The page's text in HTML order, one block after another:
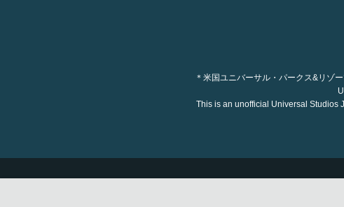
＊米国ユニバーサル・パークス&リゾ
This is an unofficial Universal Studios